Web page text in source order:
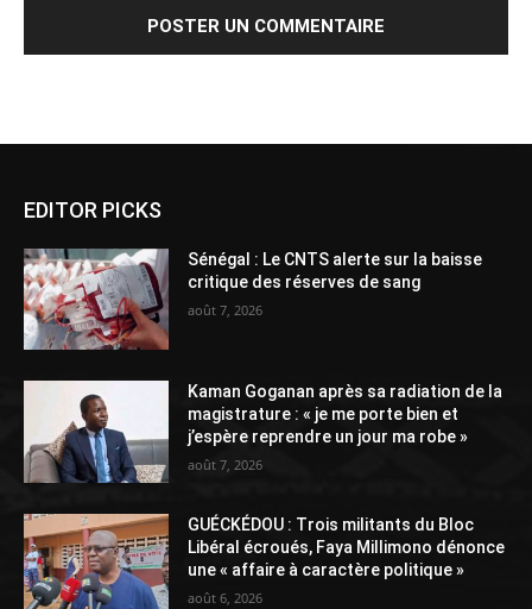
EDITOR PICKS
Sénégal : Le CNTS alerte sur la baisse
critique des réserves de sang
août 7, 2026
Kaman Goganan après sa radiation de la
magistrature : « je me porte bien et
j’espère reprendre un jour ma robe »
août 7, 2026
GUÉCKÉDOU : Trois militants du Bloc
Libéral écroués, Faya Millimono dénonce
une « affaire à caractère politique »
août 6, 2026